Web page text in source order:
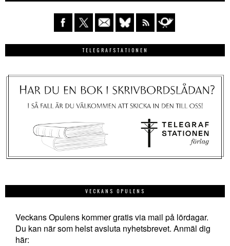
TELEGRAFSTATIONEN
VECKANS OPULENS
Veckans Opulens kommer gratis via mail på lördagar.
Du kan när som helst avsluta nyhetsbrevet. Anmäl dig
här: